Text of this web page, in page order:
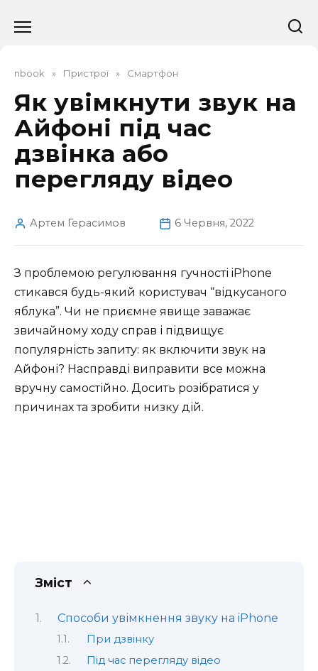
до
nbook » Пристрої » Смартфон
Як увімкнути звук на
Айфоні під час
дзвінка або
перегляду відео
Артем Герасимов 6 Червня, 2022
З проблемою регулювання гучності iPhone
стикався будь-який користувач “відкусаного
яблука”. Чи не приємне явище заважає
звичайному ходу справ і підвищує
популярність запиту: як включити звук на
Айфоні? Насправді виправити все можна
вручну самостійно. Досить розібратися у
причинах та зробити низку дій.
Зміст
Способи увімкнення звуку на iPhone
При дзвінку
Під час перегляду відео